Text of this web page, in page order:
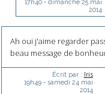
17h40- dimanche 25 mai
2014
Ah oui j'aime regarder
beau message de
Écrit par : Iris
19h49- samedi 24 mai
2014